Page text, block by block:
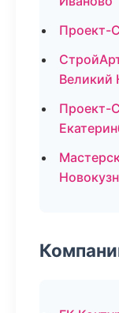
Проект-
Великий
Проект-